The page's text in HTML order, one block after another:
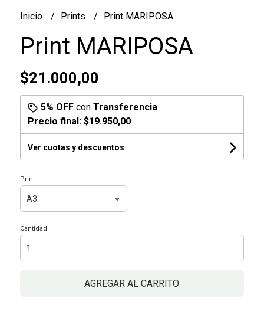
Inicio Prints Print MARIPOSA
Print MARIPOSA
$21.000,00
5% OFFcon Transferencia
Precio final: $19.950,00
Ver cuotas y descuentos
Print
Cantidad
AGREGAR AL CARRITO